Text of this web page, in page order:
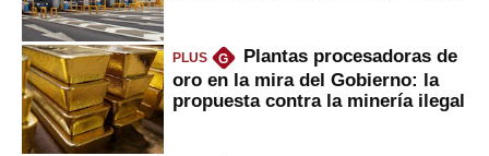
PLUS G
Plantas procesadoras de
oro en la mira del Gobierno: la
propuesta contra la minería ilegal